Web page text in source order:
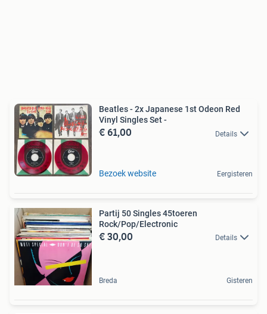
Beatles - 2x Japanese 1st Odeon Red
Vinyl Singles Set -
€ 61,00 Details
Bezoek website Eergisteren
Partij 50 Singles 45toeren
Rock/Pop/Electronic
€ 30,00 Details
Breda Gisteren